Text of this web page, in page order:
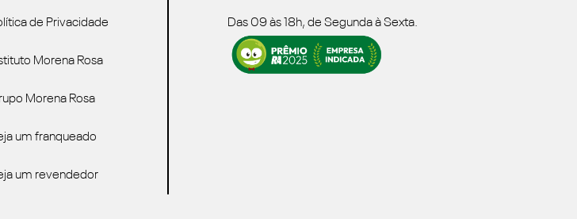
de Privacidade
Morena Rosa
Morena Rosa
um franqueado
um revendedor
Das 09 às 18h, de Segunda à Sexta.